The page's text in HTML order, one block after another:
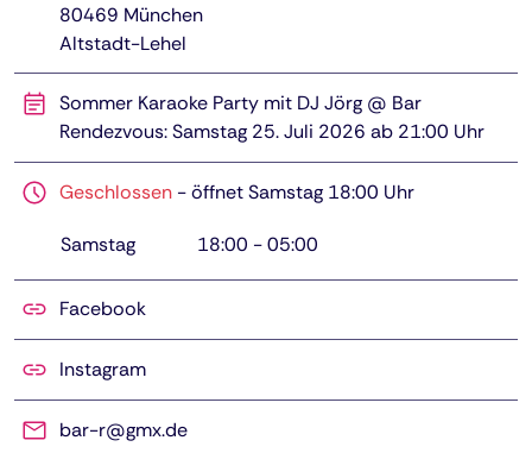
80469 München
Altstadt-Lehel
Sommer Karaoke Party mit DJ Jörg @ Bar
Rendezvous: Samstag 25. Juli 2026 ab 21:00 Uhr
Geschlossen -öffnet Samstag 18:00 Uhr
Samstag 18:00 -05:00
Facebook
Instagram
bar-r@gmx.de